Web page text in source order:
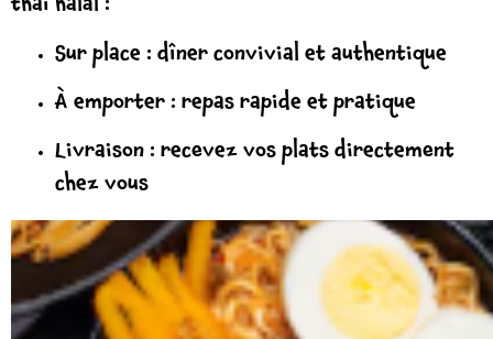
thaï halal :
Sur place : dîner convivial et authentique
À emporter : repas rapide et pratique
Livraison : recevez vos plats directement
chez vous